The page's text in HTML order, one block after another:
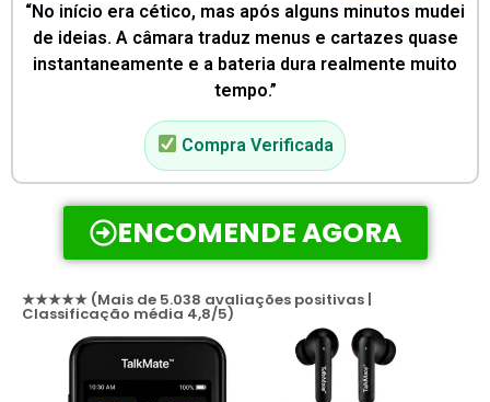
“No início era cético, mas após alguns minutos mudei
de ideias. A câmara traduz menus e cartazes quase
instantaneamente e a bateria dura realmente muito
tempo.”
Compra Verificada
ENCOMENDE AGORA
★★★★★ (Mais de 5.038 avaliações positivas |
Classificação média 4,8/5)